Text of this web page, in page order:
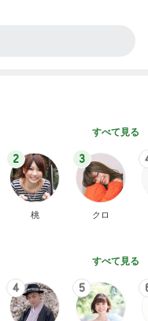
すべて見る
2
桃
3
クロ
すべて見る
4 5